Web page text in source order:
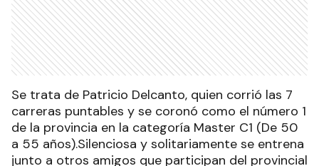
Se trata de Patricio Delcanto, quien corrió las 7
carreras puntables y se coronó como el número 1
de la provincia en la categoría Master C1 (De 50
a 55 años).Silenciosa y solitariamente se entrena
junto a otros amigos que participan del provincial